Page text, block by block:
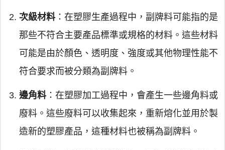
次級材料：在塑膠生產過程中，副牌料可能指的是
那些不符合主要產品標準或規格的材料。這些材料
可能是由於顏色、透明度、強度或其他物理性能不
符合要求而被分類為副牌料。
邊角料：在塑膠加工過程中，會產生一些邊角料或
廢料。這些廢料可以收集起來，重新熔化並用於製
造新的塑膠產品，這種材料也被稱為副牌料。